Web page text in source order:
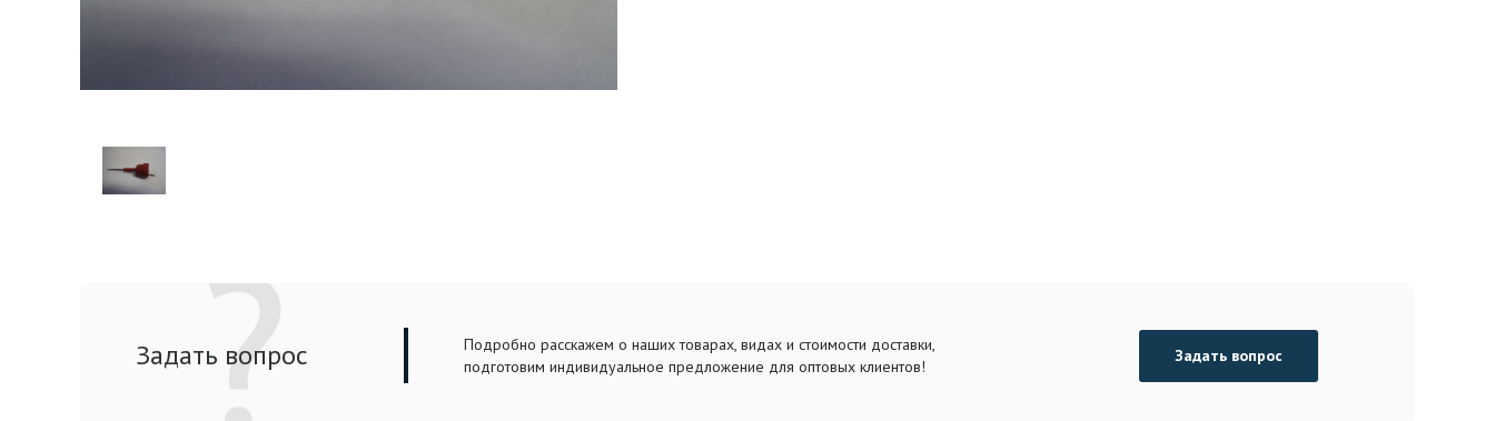
Задать вопрос
Подробно расскажем о наших товарах, видах и стоимости доставки,
подготовим индивидуальное предложение для оптовых клиентов!
Задать вопрос